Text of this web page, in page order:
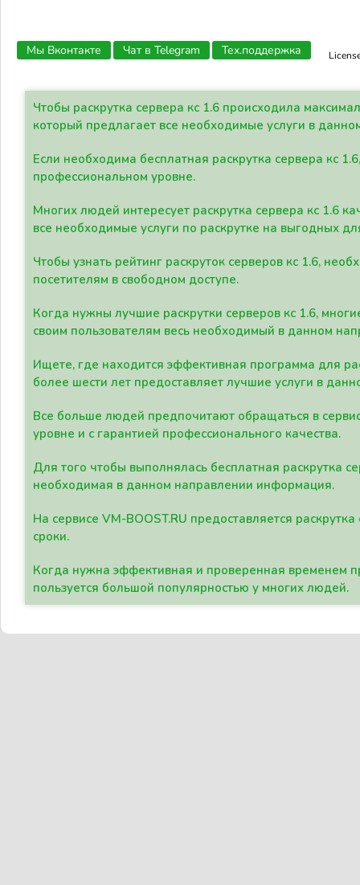
Мы Вконтакте Чат в Telegram Тех.поддержка
Чтобы раскрутка сервера кс 1.6 происходила
который предлагает все необходимые услуги в
Если необходима бесплатная раскрутка сервера кс
профессиональном уровне.
Многих людей интересует раскрутка сервера кс 1.6
все необходимые услуги по раскрутке на выгодных
Чтобы узнать рейтинг раскруток серверов кс 1.6,
посетителям в свободном доступе.
Когда нужны лучшие раскрутки серверов кс 1.6,
своим пользователям весь необходимый в данном
Ищете, где находится эффективная программа для
более шести лет предоставляет лучшие услуги в
Все больше людей предпочитают обращаться в
уровне и с гарантией профессионального качества.
Для того чтобы выполнялась бесплатная раскрутка
необходимая в данном направлении информация.
На сервисе VM-BOOST.RU предоставляется
сроки.
Когда нужна эффективная и проверенная временем
пользуется большой популярностью у многих людей.